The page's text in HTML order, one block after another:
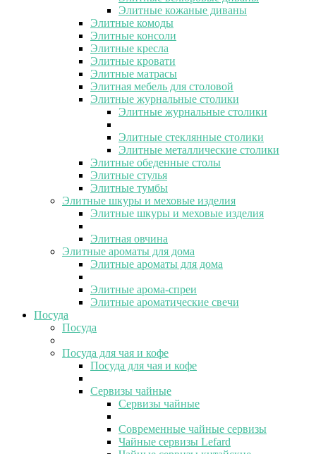
Элитные кожаные диваны
Элитные комоды
Элитные консоли
Элитные кресла
Элитные кровати
Элитные матрасы
Элитная мебель для столовой
Элитные журнальные столики
Элитные журнальные столики
Элитные стеклянные столики
Элитные металлические столики
Элитные обеденные столы
Элитные стулья
Элитные тумбы
Элитные шкуры и меховые изделия
Элитные шкуры и меховые изделия
Элитная овчина
Элитные ароматы для дома
Элитные ароматы для дома
Элитные арома-спреи
Элитные ароматические свечи
Посуда
Посуда
Посуда для чая и кофе
Посуда для чая и кофе
Сервизы чайные
Сервизы чайные
Современные чайные сервизы
Чайные сервизы Lefard